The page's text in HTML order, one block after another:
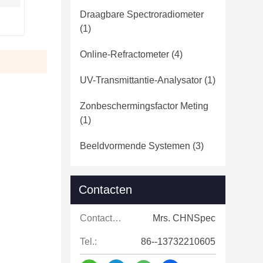
Draagbare Spectroradiometer
(1)
Online-Refractometer (4)
UV-Transmittantie-Analysator (1)
Zonbeschermingsfactor Meting
(1)
Beeldvormende Systemen (3)
Contacten
Contacten: Mrs. CHNSpec
Tel.: 86--13732210605